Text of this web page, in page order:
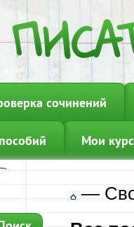
сочинений
Мои
—